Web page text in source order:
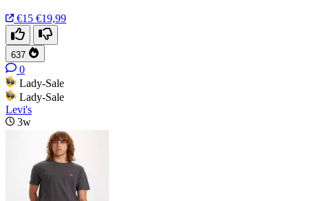
€15 €19,99
637
0
Lady-Sale
Lady-Sale
Levi's
3w